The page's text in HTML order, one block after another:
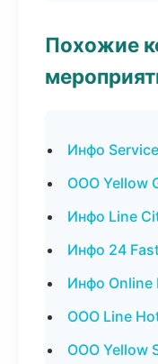
Похожие
Инфо
ООО Yellow
Инфо Line
Инфо 24
Инфо
ООО Line
ООО Yellow